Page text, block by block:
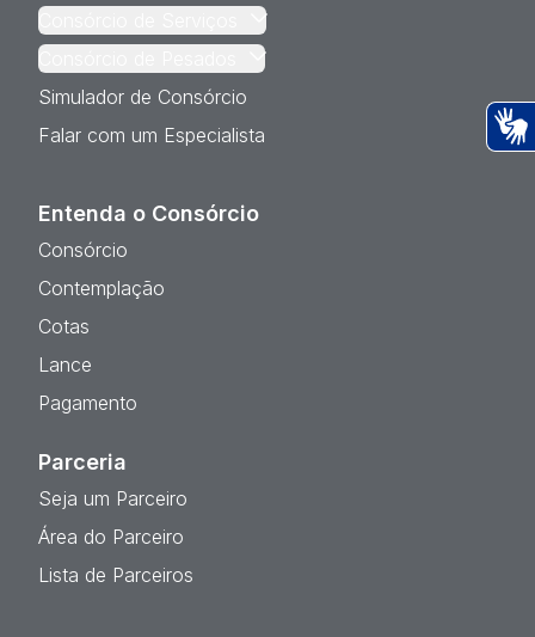
Consórcio de Serviços
Consórcio de Pesados
Simulador de Consórcio
Falar com um Especialista
Entenda o Consórcio
Consórcio
Contemplação
Cotas
Lance
Pagamento
Parceria
Seja um Parceiro
Área do Parceiro
Lista de Parceiros